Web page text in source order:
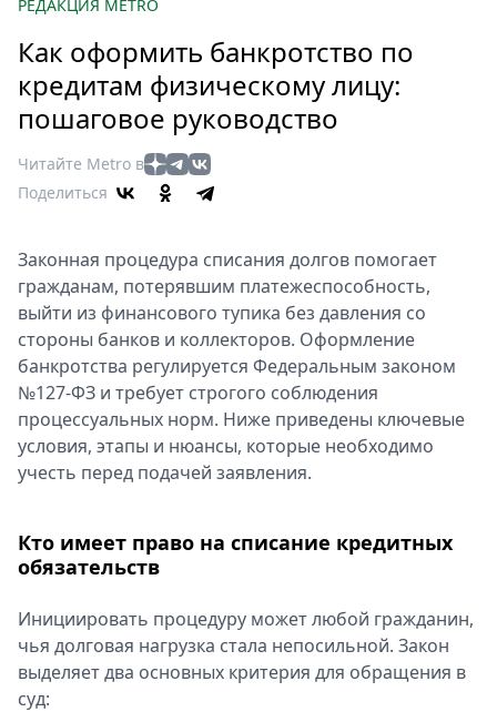
Мир
Здоровье
Еда
Туризм
Мода
Афиша
Книги
Выставки
Пресс-
релизы
О
Metro
Звезды
Выборы
Скачай
Metro
РЕДАКЦИЯ METRO
Как оформить банкротство по
кредитам физическому лицу:
пошаговое руководство
Читайте Metro в
Поделиться
Законная процедура списания долгов помогает
гражданам, потерявшим платежеспособность,
выйти из финансового тупика без давления со
стороны банков и коллекторов. Оформление
банкротства регулируется Федеральным законом
№127-ФЗ и требует строгого соблюдения
процессуальных норм. Ниже приведены ключевые
условия, этапы и нюансы, которые необходимо
учесть перед подачей заявления.
Кто имеет право на списание кредитных
обязательств
Инициировать процедуру может любой гражданин,
чья долговая нагрузка стала непосильной. Закон
выделяет два основных критерия для обращения в
суд: